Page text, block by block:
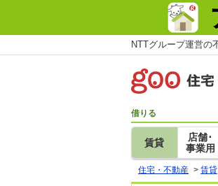
NTTグループ運営の
借りる
賃貸
店舗･
事業用
住宅・不動産 > 賃貸